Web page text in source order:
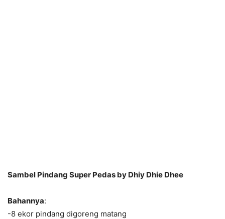
Sambel Pindang Super Pedas by Dhiy Dhie Dhee
Bahannya:
-8 ekor pindang digoreng matang